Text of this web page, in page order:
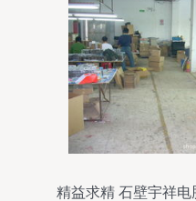
精益求精 石壁宇祥